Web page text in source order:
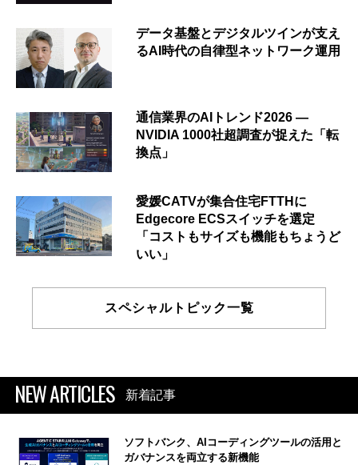
データ基盤とデジタルツインが支え
るAI時代の自律型ネットワーク運用
通信業界のAIトレンド2026 ―
NVIDIA 1000社超調査が捉えた「転
換点」
愛媛CATVが集合住宅FTTHに
Edgecore ECSスイッチを選定
「コストもサイズも機能もちょうど
いい」
スペシャルトピック一覧
NEW ARTICLES 新着記事
ソフトバンク、AIコーディングツールの活用と
ガバナンスを両立する新機能